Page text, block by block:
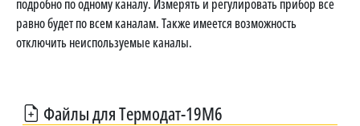
подробно по одному каналу. Измерять и регулировать прибор все
равно будет по всем каналам. Также имеется возможность
отключить неиспользуемые каналы.
Файлы для Термодат-19М6